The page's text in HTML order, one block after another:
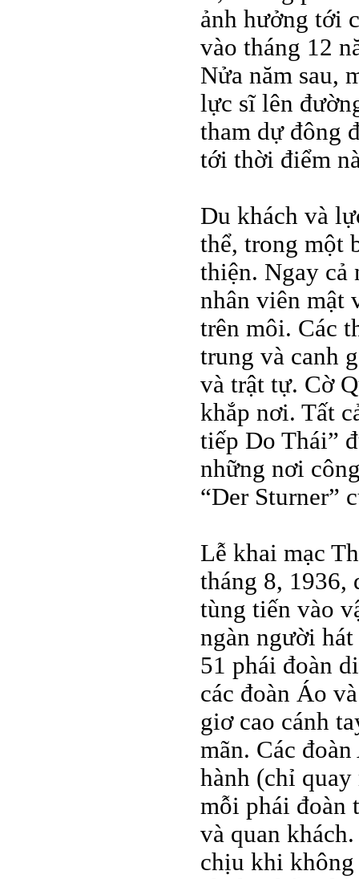
ảnh hưởng tới
vào tháng 12
Nửa năm sau,
lực sĩ lên
tham dự đông
tới thời điểm
Du khách và
thể, trong một
thiện. Ngay cả
nhân viên mật
trên môi. Các
trung và canh
và trật tự. Cờ
khắp nơi. Tất
tiếp Do Thái”
những nơi
“Der Sturner”
Lễ khai mạc
tháng 8, 1936,
tùng tiến vào
ngàn người
51 phái đoàn
các đoàn Áo
giơ cao cánh
mãn. Các
hành (chỉ
mỗi phái đoàn
và quan
chịu khi